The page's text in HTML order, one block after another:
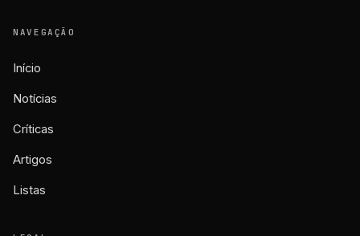
NAVEGAÇÃO
Início
Notícias
Críticas
Artigos
Listas